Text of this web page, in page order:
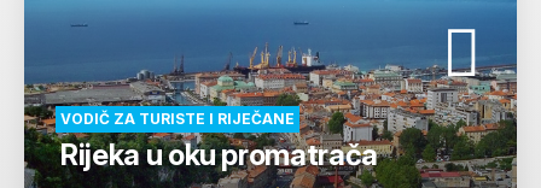
VODIČ ZA TURISTE I RIJEČANE
Rijeka u oku promatrača